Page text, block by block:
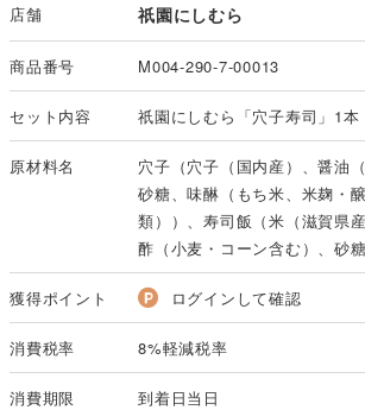
店舗 祇園にしむら
商品番号 M004-290-7-00013
セット内容 祇園にしむら「穴子寿司」1
原材料名
穴子（穴子（国内産）、醤油
砂糖、味醂（もち米、米麹・
類））、寿司飯（米（滋賀県
酢（小麦・コーン含む）、砂
獲得ポイント ログインして確認
消費税率 8%軽減税率
消費期限 到着日当日